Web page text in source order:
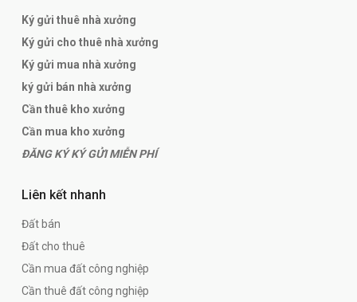
Ký gửi thuê nhà xưởng
Ký gửi cho thuê nhà xưởng
Ký gửi mua nhà xưởng
ký gửi bán nhà xưởng
Cần thuê kho xưởng
Cần mua kho xưởng
ĐĂNG KÝ KÝ GỬI MIỄN PHÍ
Liên kết nhanh
Đất bán
Đất cho thuê
Cần mua đất công nghiệp
Cần thuê đất công nghiệp